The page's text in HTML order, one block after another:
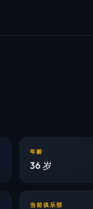
年龄
36 岁
当前俱乐部